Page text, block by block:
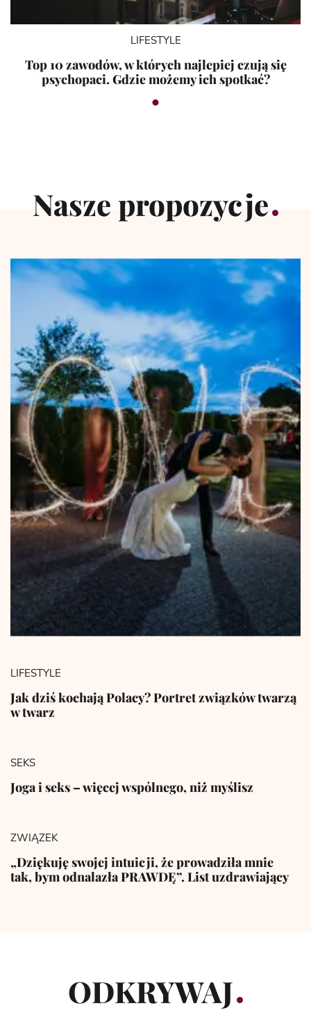
LIFESTYLE
Top 10 zawodów, w których najlepiej czują się
psychopaci. Gdzie możemy ich spotkać?
Nasze propozycje
LIFESTYLE
Jak dziś kochają Polacy? Portret związków twarzą
w twarz
SEKS
Joga i seks – więcej wspólnego, niż myślisz
ZWIĄZEK
„Dziękuję swojej intuicji, że prowadziła mnie
tak, bym odnalazła PRAWDĘ”. List uzdrawiający
ODKRYWAJ